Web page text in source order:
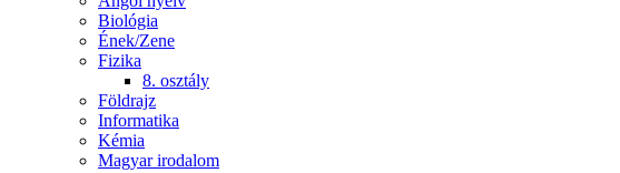
Biológia
Ének/Zene
Fizika
8. osztály
Földrajz
Informatika
Kémia
Magyar irodalom